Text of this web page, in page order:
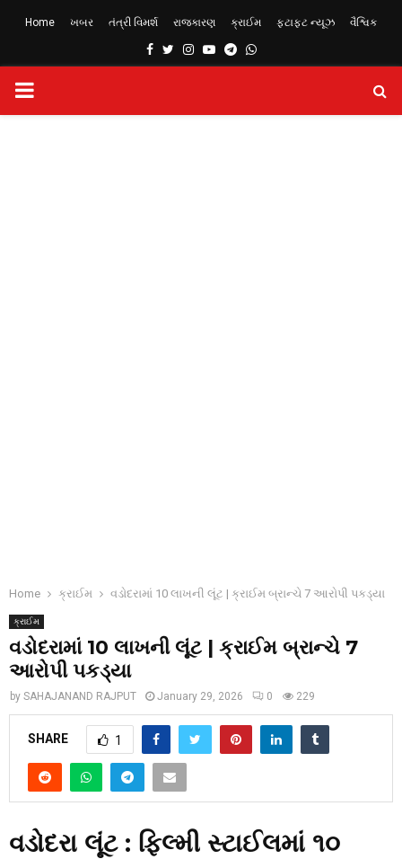
Home ખબર તંત્રી વિમર્શ રાજકારણ ક્રાઈમ ફટાફટ ન્યૂઝ વૈશ્વિક
Facebook
TwitterInstagram
YoutubeTelegram
Whatsapp
PRIMARY
Home ક્રાઈમ વડોદરામાં 10 લાખની લૂંટ | ક્રાઈમ બ્રાન્ચે 7 આરોપી પકડ્યા
ક્રાઈમ
વડોદરામાં 10 લાખની લૂંટ | ક્રાઈમ બ્રાન્ચે 7
આરોપી પકડ્યા
by SAHAJANAND RAJPUT January 29, 2026 0 229
SHARE 1
વડોદરા લૂંટ : ફિલ્મી સ્ટાઈલમાં ૧૦